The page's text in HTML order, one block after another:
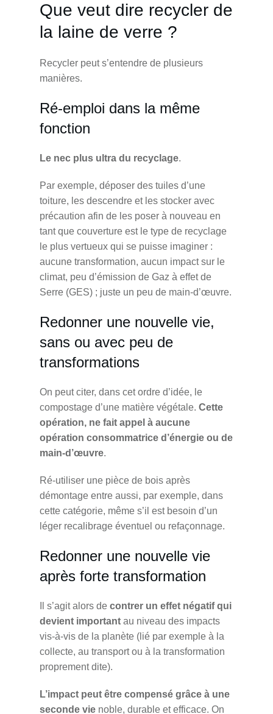
Que veut dire recycler de
la laine de verre ?
Recycler peut s’entendre de plusieurs
manières.
Ré-emploi dans la même
fonction
Le nec plus ultra du recyclage.
Par exemple, déposer des tuiles d’une
toiture, les descendre et les stocker avec
précaution afin de les poser à nouveau en
tant que couverture est le type de recyclage
le plus vertueux qui se puisse imaginer :
aucune transformation, aucun impact sur le
climat, peu d’émission de Gaz à effet de
Serre (GES) ; juste un peu de main-d’œuvre.
Redonner une nouvelle vie,
sans ou avec peu de
transformations
On peut citer, dans cet ordre d’idée, le
compostage d’une matière végétale. Cette
opération, ne fait appel à aucune
opération consommatrice d’énergie ou de
main-d’œuvre.
Ré-utiliser une pièce de bois après
démontage entre aussi, par exemple, dans
cette catégorie, même s’il est besoin d’un
léger recalibrage éventuel ou refaçonnage.
Redonner une nouvelle vie
après forte transformation
Il s’agit alors de contrer un effet négatif qui
devient important au niveau des impacts
vis-à-vis de la planète (lié par exemple à la
collecte, au transport ou à la transformation
proprement dite).
L’impact peut être compensé grâce à une
seconde vienoble, durable et efficace. On